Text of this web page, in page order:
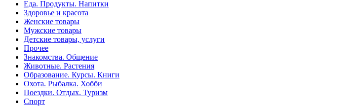
Еда. Продукты. Напитки
Здоровье и красота
Женские товары
Мужские товары
Детские товары, услуги
Прочее
Знакомства. Общение
Животные. Растения
Образование. Курсы. Книги
Охота. Рыбалка. Хобби
Поездки. Отдых. Туризм
Спорт